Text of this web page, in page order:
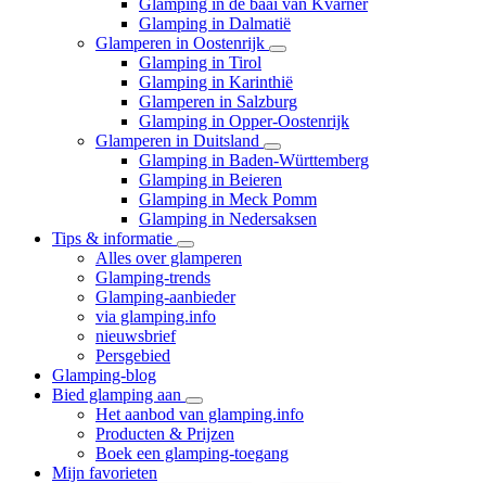
Glamping in Dalmatië
Glamperen in Oostenrijk
Glamping in Tirol
Glamping in Karinthië
Glamperen in Salzburg
Glamping in Opper-Oostenrijk
Glamperen in Duitsland
Glamping in Baden-Württemberg
Glamping in Beieren
Glamping in Meck Pomm
Glamping in Nedersaksen
Tips & informatie
Alles over glamperen
Glamping-trends
Glamping-aanbieder
via glamping.info
nieuwsbrief
Persgebied
Glamping-blog
Bied glamping aan
Het aanbod van glamping.info
Producten & Prijzen
Boek een glamping-toegang
Mijn favorieten